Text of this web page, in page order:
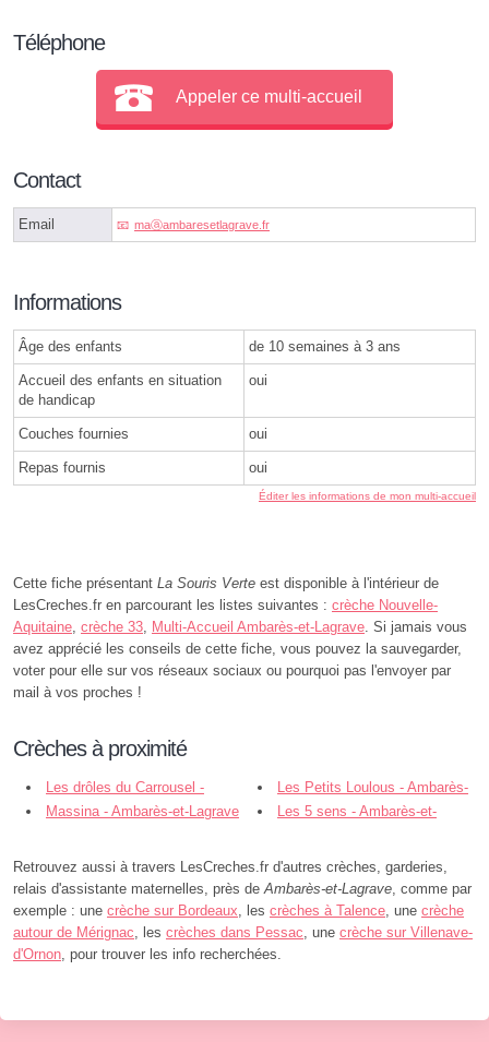
Téléphone
Appeler ce multi-accueil
Contact
Email maⓐambaresetlagrave.fr
Informations
Âge des enfants de 10 semaines à 3 ans
Accueil des enfants en situation
de handicap
oui
Couches fournies oui
Repas fournis oui
Éditer les informations de mon multi-accueil
Cette fiche présentant La Souris Verte est disponible à l'intérieur de
LesCreches.fr en parcourant les listes suivantes : crèche Nouvelle-
Aquitaine crèche 33 Multi-Accueil Ambarès-et-Lagrave . Si jamais vous
avez apprécié les conseils de cette fiche, vous pouvez la sauvegarder,
voter pour elle sur vos réseaux sociaux ou pourquoi pas l'envoyer par
mail à vos proches !
Crèches à proximité
Les drôles du Carrousel -
Ambarès-et-Lagrave
Les Petits Loulous - Ambarès-
et-Lagrave
Massina - Ambarès-et-Lagrave
Les 5 sens - Ambarès-et-
Retrouvez aussi à travers LesCreches.fr d'autres crèches, garderies,
relais d'assistante maternelles, près de Ambarès-et-Lagrave , comme par
exemple : une crèche sur Bordeaux , les crèches à Talence , une crèche
autour de Mérignac , les crèches dans Pessac , une crèche sur Villenave-
d'Ornon , pour trouver les info recherchées.